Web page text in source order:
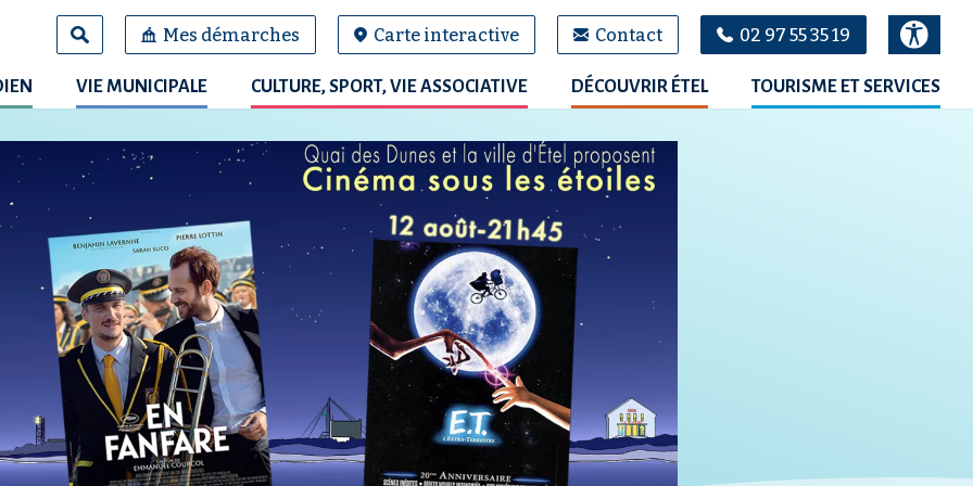
Mes démarches Carte interactive Contact 02 97 55 35 19
VIE MUNICIPALE CULTURE, SPORT, VIE ASSOCIATIVE DÉCOUVRIR ÉTEL TOURISME ET SERVICES